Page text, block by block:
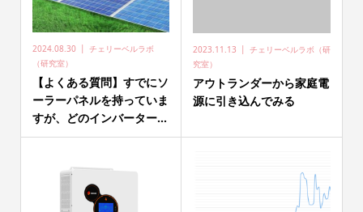
2024.08.30
チェリーベルラボ
（研究室）
【よくある質問】すでにソ
ーラーパネルを持っていま
すが、どのインバーター...
2023.11.13
チェリーベルラボ（研
究室）
アウトランダーから家庭電
源に引き込んでみる